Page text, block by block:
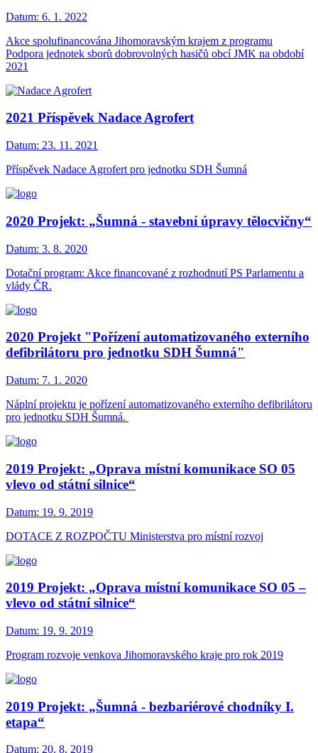
Datum: 6. 1. 2022
Akce spolufinancována Jihomoravským krajem z programu
Podpora jednotek sborů dobrovolných hasičů obcí JMK na období
2021
2021 Příspěvek Nadace Agrofert
Datum: 23. 11. 2021
Příspěvek Nadace Agrofert pro jednotku SDH Šumná
2020 Projekt: „Šumná - stavební úpravy tělocvičny“
Datum: 3. 8. 2020
Dotační program: Akce financované z rozhodnutí PS Parlamentu a
vlády ČR.
2020 Projekt "Pořízení automatizovaného externího
defibrilátoru pro jednotku SDH Šumná"
Datum: 7. 1. 2020
Náplní projektu je pořízení automatizovaného externího defibrilátoru
pro jednotku SDH Šumná.
2019 Projekt: „Oprava místní komunikace SO 05
vlevo od státní silnice“
Datum: 19. 9. 2019
DOTACE Z ROZPOČTU Ministerstva pro místní rozvoj
2019 Projekt: „Oprava místní komunikace SO 05 –
vlevo od státní silnice“
Datum: 19. 9. 2019
Program rozvoje venkova Jihomoravského kraje pro rok 2019
2019 Projekt: „Šumná - bezbariérové chodníky I.
etapa“
Datum: 20. 8. 2019